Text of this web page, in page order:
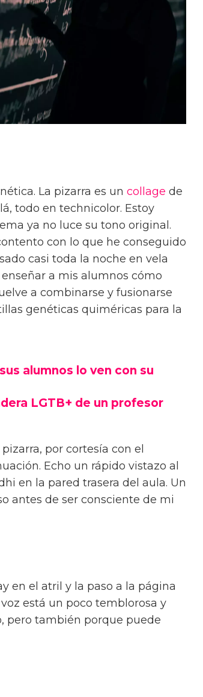
La pizarra es un collage de
todo en technicolor. Estoy
ya no luce su tono original.
con lo que he conseguido
casi toda la noche en vela
a mis alumnos cómo
a combinarse y fusionarse
genéticas quiméricas para la
alumnos lo ven con su
LGTB+ de un profesor
por cortesía con el
Echo un rápido vistazo al
en la pared trasera del aula. Un
antes de ser consciente de mi
en el atril y la paso a la página
está un poco temblorosa y
pero también porque puede